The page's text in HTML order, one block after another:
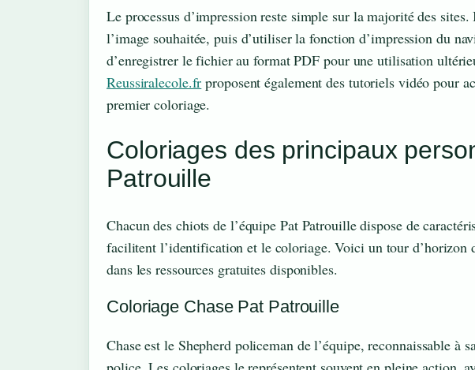
Le processus d’impression reste simple sur la majorité des
l’image souhaitée, puis d’utiliser la fonction d’impression du
d’enregistrer le fichier au format PDF pour une utilisation
Reussiralecole.fr proposent également des tutoriels vidéo pour
premier coloriage.
Coloriages des principaux
Patrouille
Chacun des chiots de l’équipe Pat Patrouille dispose de
facilitent l’identification et le coloriage. Voici un tour d’horizon
dans les ressources gratuites disponibles.
Coloriage Chase Pat Patrouille
Chase est le Shepherd policeman de l’équipe, reconnaissable à